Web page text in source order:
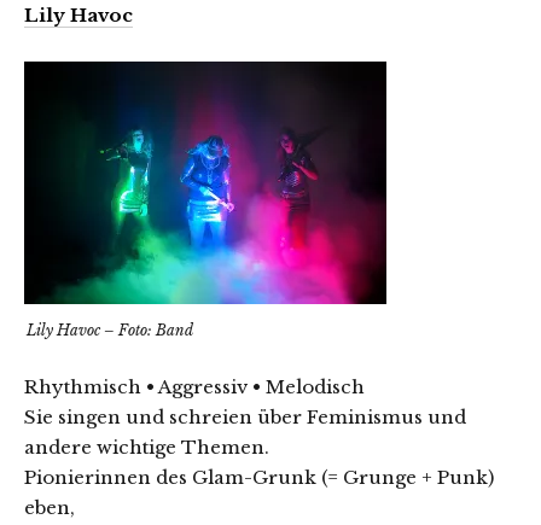
Lily Havoc
Lily Havoc – Foto: Band
Rhythmisch • Aggressiv • Melodisch
Sie singen und schreien über Feminismus und
andere wichtige Themen.
Pionierinnen des Glam-Grunk (= Grunge + Punk)
eben,